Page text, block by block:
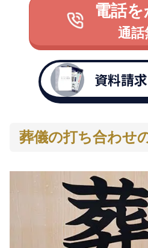
電話
通話
資料請
葬儀の打ち合わせ